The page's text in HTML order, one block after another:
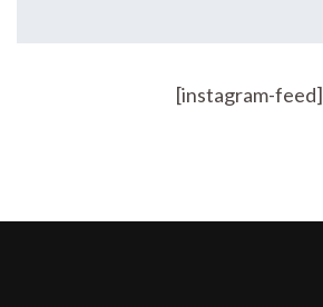
[instagram-feed]